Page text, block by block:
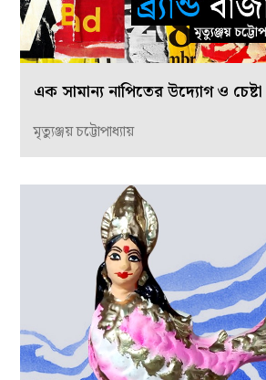
এক সামান্য নাপিতের উদ্যোগ ও চেষ্টা
মৃত্যুঞ্জয় চট্টোপাধ্যায়